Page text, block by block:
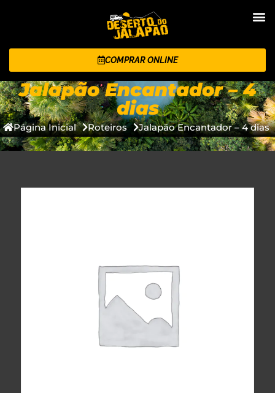
COMPRAR ONLINE
Jalapão Encantador – 4
dias
Página Inicial Roteiros Jalapão Encantador – 4 dias